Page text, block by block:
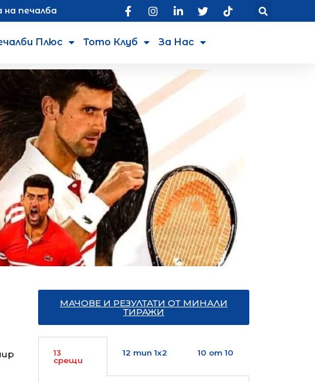
на печалба
Плюс Тото Клуб За Нас
МАЧОВЕ И РЕЗУЛТАТИ ОТ МИНАЛИ
ТИРАЖИ
13
срещи
12 тип 1х2 10 от 10